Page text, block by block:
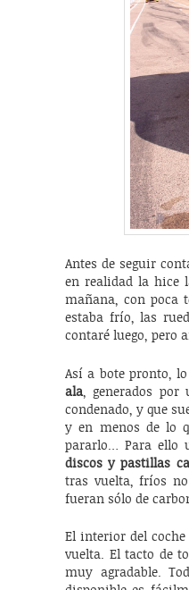
Antes de seguir
en realidad la hice
mañana, con poca
estaba frío, las
contaré luego, pero
Así a bote pronto,
ala, generados por
condenado, y que
y en menos de lo
pararlo… Para ello
discos y pastillas
tras vuelta, fríos
fueran sólo de
El interior del
vuelta. El tacto de
muy agradable.